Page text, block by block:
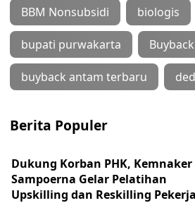
BBM Nonsubsidi biologis
bupati purwakarta Buyback
buyback antam terbaru
Berita Populer
Dukung Korban PHK, Kemnaker
Sampoerna Gelar Pelatihan
Upskilling dan Reskilling Pekerja